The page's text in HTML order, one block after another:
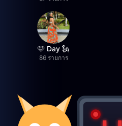
🩷 Day 🗽
86 รายการ